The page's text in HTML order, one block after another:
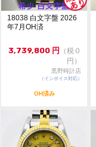
18038 白文字盤 2026
年7月OH済
3,739,800 円
（税０
円）
黒野時計店
（インボイス対応）
OH済み